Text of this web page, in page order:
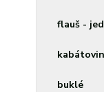
flauš -
buklé